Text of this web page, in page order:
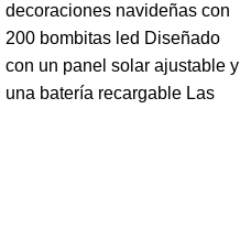
decoraciones navideñas con
200 bombitas led Diseñado
con un panel solar ajustable y
una batería recargable Las